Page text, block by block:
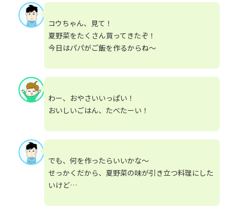
コウちゃん、見て！
夏野菜をたくさん買ってきたぞ！
今日はパパがご飯を作るからね～
わー、おやさいいっぱい！
おいしいごはん、たべたーい！
でも、何を作ったらいいかな～
せっかくだから、夏野菜の味が引き立つ料理にした
いけど…